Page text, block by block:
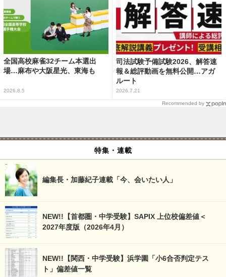
全国高校麻雀32チーム本選出
場…麻布や大阪星光、東海も
2026.8.5
司法試験予備試験2026、解答速
報＆総評動画を無料公開…アガ
ルート
2026.7.21
Recommended by
特集・連載
編集長・加藤紀子連載「今、会いたい人」
NEW!!【首都圏・中学受験】SAPIX 上位校偏差値＜
2027年度版（2026年4月）
NEW!!【関西・中学受験】浜学園「小6合否判定テス
ト」偏差値一覧